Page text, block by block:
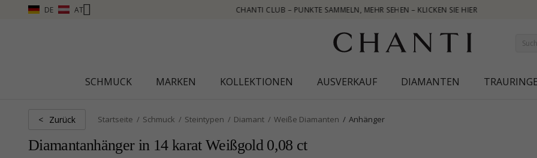
DE AT
CHANTI CLUB – PUNKTE SAMMELN, MEHR SEHEN – KLICKEN SIE HIER
SCHMUCK MARKEN KOLLEKTIONEN AUSVERKAUF DIAMANTEN TRAURINGE
< Zurück Startseite Schmuck Steintypen Diamant Weiße Diamanten Anhänger
Diamantanhänger in 14 karat Weißgold 0,08 ct